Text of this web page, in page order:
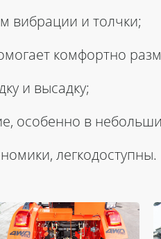
вибрации и толчки;
комфортно
и высадку;
особенно в
легкодоступны.